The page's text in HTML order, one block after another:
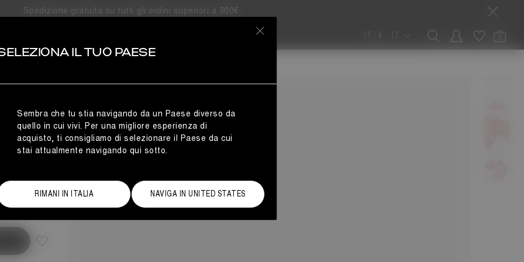
Spedizione gratuita su tutti gli ordini superiori a 300€
IT / € 0
IL TUO PAESE
Sembra che tu stia navigando da un Paese diverso da
quello in cui vivi. Per una migliore esperienza di
acquisto, ti consigliamo di selezionare il Paese da cui
stai attualmente navigando qui sotto.
RIMANI IN ITALIA NAVIGA IN UNITED STATES